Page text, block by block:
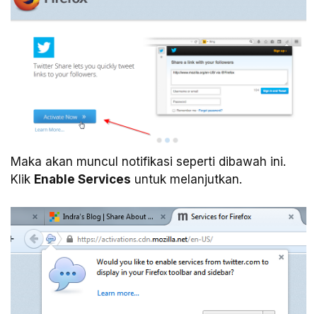
Maka akan muncul notifikasi seperti dibawah ini.
Klik Enable Services untuk melanjutkan.